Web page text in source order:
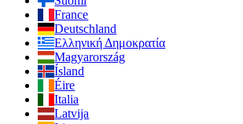
France
Deutschland
Ελληνική Δημοκρατία
Magyarország
Ísland
Éire
Italia
Latvija